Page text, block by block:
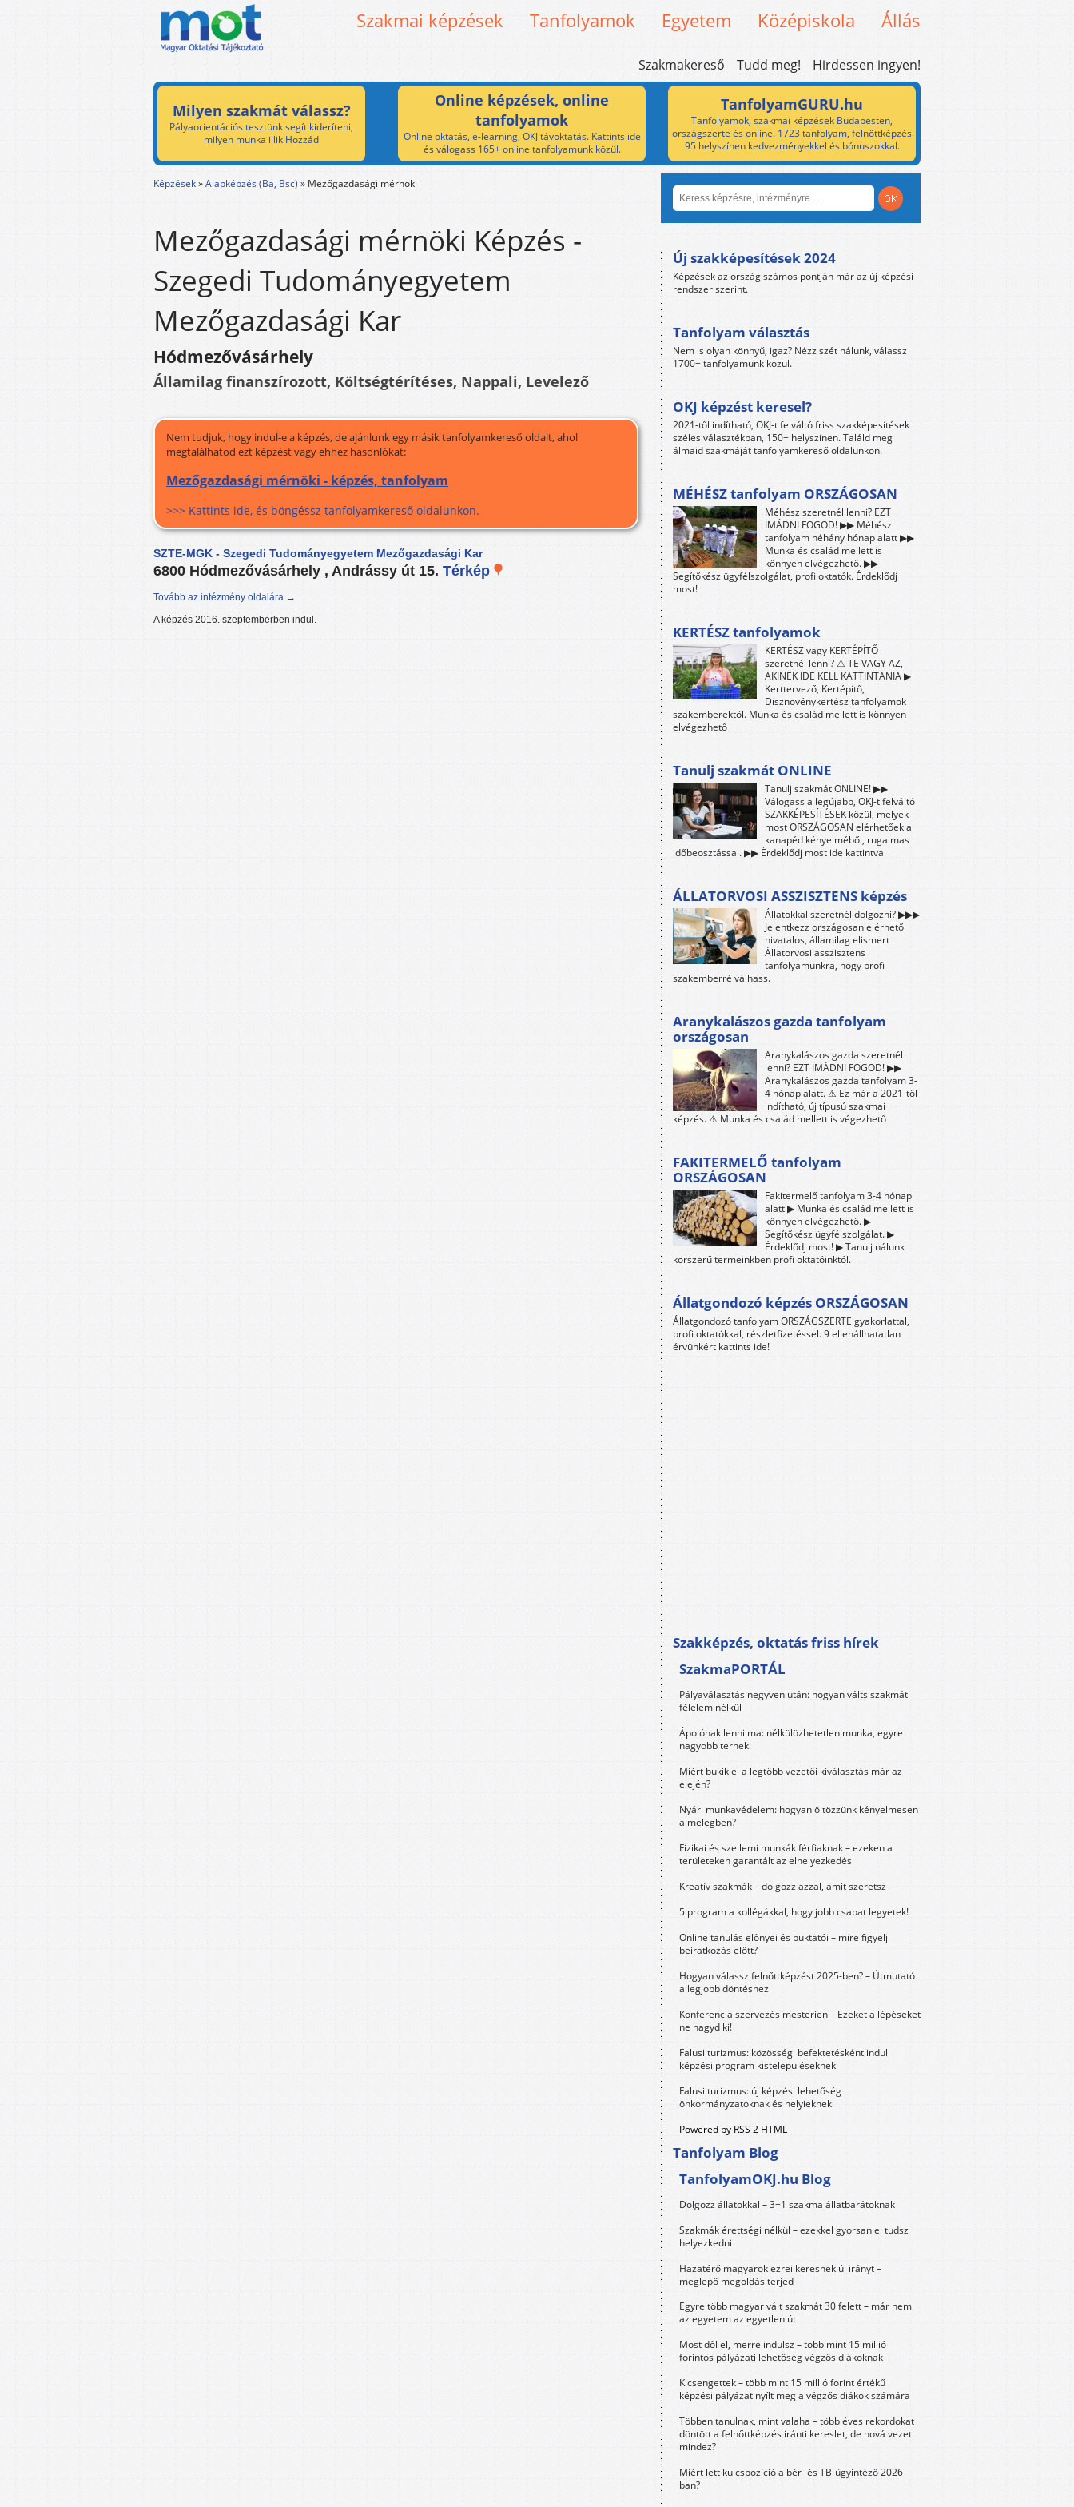
Szakmai képzések Tanfolyamok Egyetem Középiskola Állás
Szakmakereső Tudd meg! Hirdessen ingyen!
Milyen szakmát válassz?
Pályaorientációs tesztünk segít kideríteni,
milyen munka illik Hozzád
Online képzések, online
tanfolyamok
Online oktatás, e-learning, OKJ távoktatás. Kattints ide
és válogass 165+ online tanfolyamunk közül.
TanfolyamGURU.hu
Tanfolyamok, szakmai képzések Budapesten,
országszerte és online. 1723 tanfolyam, felnőttképzés
95 helyszínen kedvezményekkel és bónuszokkal.
Képzések»Alapképzés (Ba, Bsc) » Mezőgazdasági mérnöki
Mezőgazdasági mérnöki Képzés -
Szegedi Tudományegyetem
Mezőgazdasági Kar
Hódmezővásárhely
Államilag finanszírozott, Költségtérítéses, Nappali, Levelező
Nem tudjuk, hogy indul-e a képzés, de ajánlunk egy másik tanfolyamkereső oldalt, ahol
megtalálhatod ezt képzést vagy ehhez hasonlókat:
Mezőgazdasági mérnöki - képzés, tanfolyam
>>> Kattints ide, és böngéssz tanfolyamkereső oldalunkon.
SZTE-MGK - Szegedi Tudományegyetem Mezőgazdasági Kar
6800 Hódmezővásárhely , Andrássy út 15. Térkép
Tovább az intézmény oldalára →
A képzés 2016. szeptemberben indul.
Új szakképesítések 2024
Képzések az ország számos pontján már az új képzési
rendszer szerint.
Tanfolyam választás
Nem is olyan könnyű, igaz? Nézz szét nálunk, válassz
1700+ tanfolyamunk közül.
OKJ képzést keresel?
2021-től indítható, OKJ-t felváltó friss szakképesítések
széles választékban, 150+ helyszínen. Találd meg
álmaid szakmáját tanfolyamkereső oldalunkon.
MÉHÉSZ tanfolyam ORSZÁGOSAN
Méhész szeretnél lenni? EZT
IMÁDNI FOGOD! ▶▶ Méhész
tanfolyam néhány hónap alatt ▶▶
Munka és család mellett is
könnyen elvégezhető. ▶▶
Segítőkész ügyfélszolgálat, profi oktatók. Érdeklődj
most!
KERTÉSZ tanfolyamok
KERTÉSZ vagy KERTÉPÍTŐ
szeretnél lenni? ⚠ TE VAGY AZ,
AKINEK IDE KELL KATTINTANIA ▶
Kerttervező, Kertépítő,
Dísznövénykertész tanfolyamok
szakemberektől. Munka és család mellett is könnyen
elvégezhető
Tanulj szakmát ONLINE
Tanulj szakmát ONLINE! ▶▶
Válogass a legújabb, OKJ-t felváltó
SZAKKÉPESÍTÉSEK közül, melyek
most ORSZÁGOSAN elérhetőek a
kanapéd kényelméből, rugalmas
időbeosztással. ▶▶ Érdeklődj most ide kattintva
ÁLLATORVOSI ASSZISZTENS képzés
Állatokkal szeretnél dolgozni? ▶▶▶
Jelentkezz országosan elérhető
hivatalos, államilag elismert
Állatorvosi asszisztens
tanfolyamunkra, hogy profi
szakemberré válhass.
Aranykalászos gazda tanfolyam
országosan
Aranykalászos gazda szeretnél
lenni? EZT IMÁDNI FOGOD! ▶▶
Aranykalászos gazda tanfolyam 3-
4 hónap alatt. ⚠ Ez már a 2021-től
indítható, új típusú szakmai
képzés. ⚠ Munka és család mellett is végezhető
FAKITERMELŐ tanfolyam
ORSZÁGOSAN
Fakitermelő tanfolyam 3-4 hónap
alatt ▶ Munka és család mellett is
könnyen elvégezhető. ▶
Segítőkész ügyfélszolgálat. ▶
Érdeklődj most! ▶ Tanulj nálunk
korszerű termeinkben profi oktatóinktól.
Állatgondozó képzés ORSZÁGOSAN
Állatgondozó tanfolyam ORSZÁGSZERTE gyakorlattal,
profi oktatókkal, részletfizetéssel. 9 ellenállhatatlan
érvünkért kattints ide!
Szakképzés, oktatás friss hírek
SzakmaPORTÁL
Pályaválasztás negyven után: hogyan válts szakmát
félelem nélkül
Ápolónak lenni ma: nélkülözhetetlen munka, egyre
nagyobb terhek
Miért bukik el a legtöbb vezetői kiválasztás már az
elején?
Nyári munkavédelem: hogyan öltözzünk kényelmesen
a melegben?
Fizikai és szellemi munkák férfiaknak – ezeken a
területeken garantált az elhelyezkedés
Kreatív szakmák – dolgozz azzal, amit szeretsz
5 program a kollégákkal, hogy jobb csapat legyetek!
Online tanulás előnyei és buktatói – mire figyelj
beiratkozás előtt?
Hogyan válassz felnőttképzést 2025-ben? – Útmutató
a legjobb döntéshez
Konferencia szervezés mesterien – Ezeket a lépéseket
ne hagyd ki!
Falusi turizmus: közösségi befektetésként indul
képzési program kistelepüléseknek
Falusi turizmus: új képzési lehetőség
önkormányzatoknak és helyieknek
Powered by RSS 2 HTML
Tanfolyam Blog
TanfolyamOKJ.hu Blog
Dolgozz állatokkal – 3+1 szakma állatbarátoknak
Szakmák érettségi nélkül – ezekkel gyorsan el tudsz
helyezkedni
Hazatérő magyarok ezrei keresnek új irányt –
meglepő megoldás terjed
Egyre több magyar vált szakmát 30 felett – már nem
az egyetem az egyetlen út
Most dől el, merre indulsz – több mint 15 millió
forintos pályázati lehetőség végzős diákoknak
Kicsengettek – több mint 15 millió forint értékű
képzési pályázat nyílt meg a végzős diákok számára
Többen tanulnak, mint valaha – több éves rekordokat
döntött a felnőttképzés iránti kereslet, de hová vezet
mindez?
Miért lett kulcspozíció a bér- és TB-ügyintéző 2026-
ban?